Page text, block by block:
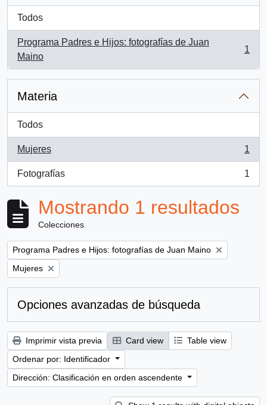
Todos
Programa Padres e Hijos: fotografías de Juan
Maino
, 1 resultados
1
Materia
Todos
Mujeres
, 1 resultados
1
Fotografías
, 1 resultados
1
Mostrando 1 resultados
Colecciones
Remove filter:
Programa Padres e Hijos: fotografías de Juan Maino
Remove filter:
Mujeres
Opciones avanzadas de búsqueda
Imprimir vista previa Card view
Table view
Ordenar por: Identificador
Dirección: Clasificación en orden ascendente